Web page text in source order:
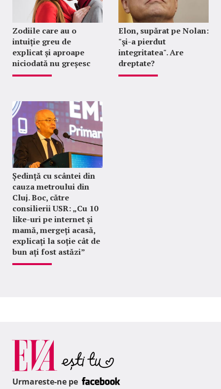
Zodiile care au o
intuiție greu de
explicat și aproape
niciodată nu greșesc
Elon, supărat pe Nolan:
"şi-a pierdut
integritatea". Are
dreptate?
Ședință cu scântei din
cauza metroului din
Cluj. Boc, către
consilierii USR: „Cu 10
like-uri pe internet și
mamă, mergeți acasă,
explicați la soție cât de
bun ați fost astăzi”
Urmareste-ne pe